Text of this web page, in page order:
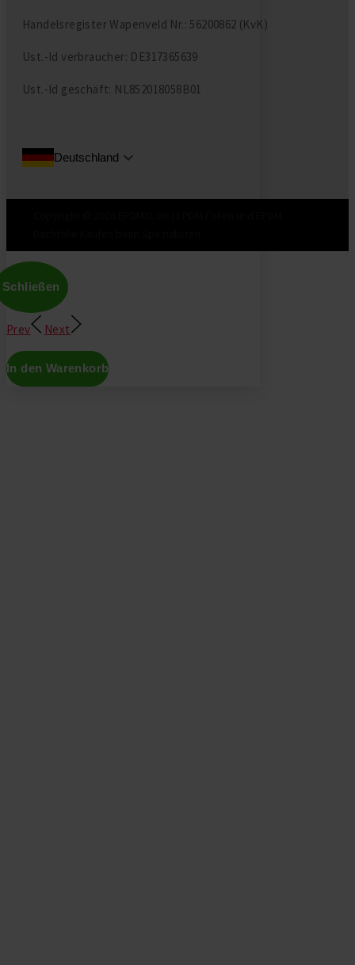
Handelsregister Wapenveld Nr.: 56200862 (KvK)
Ust.-Id verbraucher: DE317365639
Ust.-Id geschäft: NL852018058B01
Deutschland
Schließen
Prev Next
In den Warenkorb